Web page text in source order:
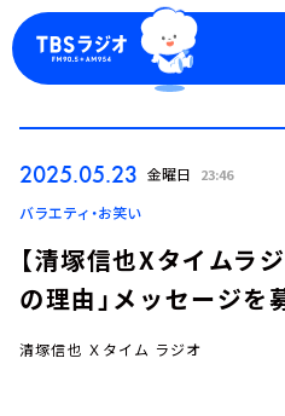
ログイン
2025.05.23 金曜日 23:46
バラエティ・お笑い
【清塚信也Xタイムラ
の理由」メッセージを
清塚信也 Ｘタイム ラジオ